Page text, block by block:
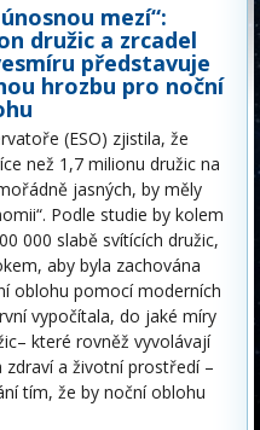
mezí“:
družic a zrcadel
představuje
hrozbu pro noční
(ESO) zjistila, že
než 1,7 milionu družic na
jasných, by měly
Podle studie by kolem
000 slabě svítících družic,
aby byla zachována
oblohu pomocí moderních
vypočítala, do jaké míry
které rovněž vyvolávají
a životní prostředí –
tím, že by noční oblohu